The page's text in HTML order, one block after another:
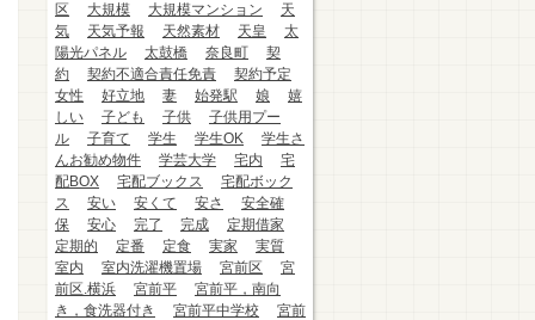
区
大規模 大規模マンション
天
気
天気予報 天然素材 天皇
太
陽光パネル
太鼓橋 奈良町
契
約
契約不適合責任免責
契約予定
女性
好立地 妻 始発駅 娘
嬉
しい
子ども 子供
子供用プー
ル
子育て 学生 学生OK
学生さ
んお勧め物件
学芸大学 宅内
宅
配BOX
宅配ブックス
宅配ボック
ス
安い 安くて 安さ
安全確
保
安心 完了 完成
定期借家
定期的
定番 定食 実家
実質
室内
室内洗濯機置場 宮前区
宮
前区.横浜
宮前平
宮前平，南向
き，食洗器付き
宮前平中学校
宮前